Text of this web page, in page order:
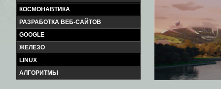
КОСМОНАВТИКА
РАЗРАБОТКА ВЕБ-САЙТОВ
GOOGLE
ЖЕЛЕЗО
LINUX
АЛГОРИТМЫ